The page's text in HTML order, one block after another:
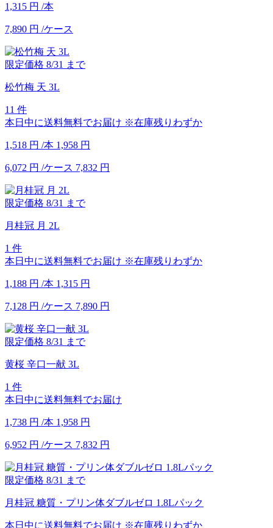
1,315 円 /本
7,890 円 /ケース
限定価格 8/31 まで
松竹梅 天 3L
11 件
本日中に送料無料でお届け ※在庫残りわずか
1,518 円 /本 1,958 円
6,072 円 /ケース 7,832 円
限定価格 8/31 まで
月桂冠 月 2L
1 件
本日中に送料無料でお届け ※在庫残りわずか
1,188 円 /本 1,315 円
7,128 円 /ケース 7,890 円
限定価格 8/31 まで
黄桜 辛口一献 3L
1 件
本日中に送料無料でお届け
1,738 円 /本 1,958 円
6,952 円 /ケース 7,832 円
限定価格 8/31 まで
月桂冠 糖質・プリン体ダブルゼロ 1.8Lパック
本日中に送料無料でお届け ※在庫残りわずか